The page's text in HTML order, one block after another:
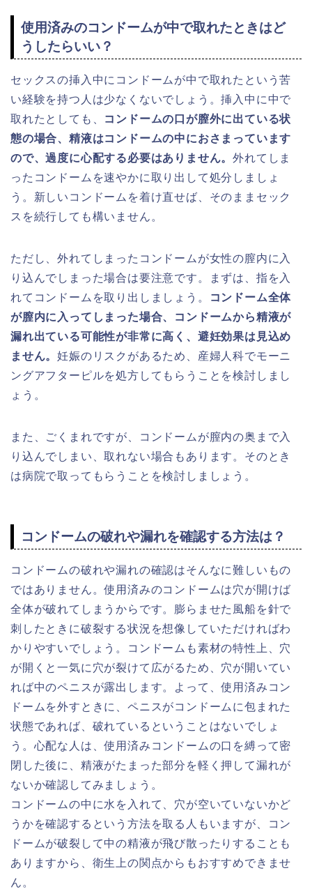
使用済みのコンドームが中で取れたときはど
うしたらいい？
セックスの挿入中にコンドームが中で取れたという苦
い経験を持つ人は少なくないでしょう。挿入中に中で
取れたとしても、 コンドームの口が膣外に出ている状
態の場合、精液はコンドームの中におさまっています
ので、過度に心配する必要はありません。外れてしま
ったコンドームを速やかに取り出して処分しましょ
う。新しいコンドームを着け直せば、そのままセック
スを続行しても構いません。
ただし、外れてしまったコンドームが女性の膣内に入
り込んでしまった場合は要注意です。まずは、指を入
れてコンドームを取り出しましょう。
コンドーム全体
が膣内に入ってしまった場合、コンドームから精液が
漏れ出ている可能性が非常に高く、避妊効果は見込め
ません。妊娠のリスクがあるため、産婦人科でモーニ
ングアフターピルを処方してもらうことを検討しまし
ょう。
また、ごくまれですが、コンドームが膣内の奥まで入
り込んでしまい、取れない場合もあります。そのとき
は病院で取ってもらうことを検討しましょう。
コンドームの破れや漏れを確認する方法は？
コンドームの破れや漏れの確認はそんなに難しいもの
ではありません。使用済みのコンドームは穴が開けば
全体が破れてしまうからです。膨らませた風船を針で
刺したときに破裂する状況を想像していただければわ
かりやすいでしょう。コンドームも素材の特性上、穴
が開くと一気に穴が裂けて広がるため、穴が開いてい
れば中のペニスが露出します。よって、使用済みコン
ドームを外すときに、ペニスがコンドームに包まれた
状態であれば、破れているということはないでしょ
う。心配な人は、使用済みコンドームの口を縛って密
閉した後に、精液がたまった部分を軽く押して漏れが
ないか確認してみましょう。
コンドームの中に水を入れて、穴が空いていないかど
うかを確認するという方法を取る人もいますが、コン
ドームが破裂して中の精液が飛び散ったりすることも
ありますから、衛生上の関点からもおすすめできませ
ん。